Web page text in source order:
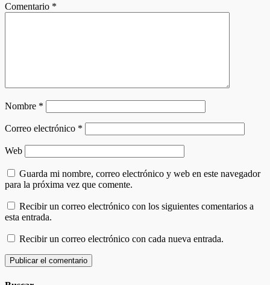
Comentario *
Nombre *
Correo electrónico *
Web
Guarda mi nombre, correo electrónico y web en este navegador
para la próxima vez que comente.
Recibir un correo electrónico con los siguientes comentarios a
esta entrada.
Recibir un correo electrónico con cada nueva entrada.